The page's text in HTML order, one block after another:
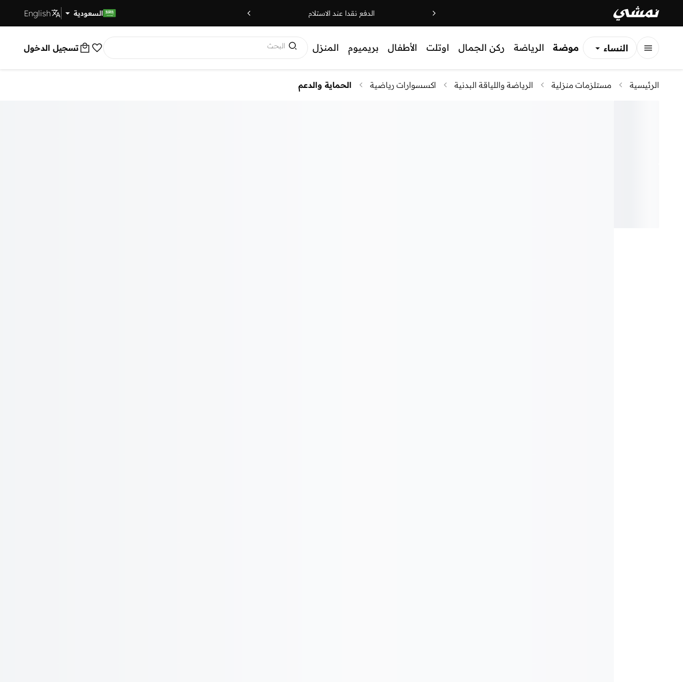
الدفع نقدا عند الاستلام توصيل سريع السعودية English
النساء
موضة الرياضة ركن الجمال اوتلت الأطفال بريميوم المنزل البحث تسجيل الدخول
الرئيسية مستلزمات منزلية الرياضة واللياقة البدنية اكسسوارات رياضية الحماية والدعم